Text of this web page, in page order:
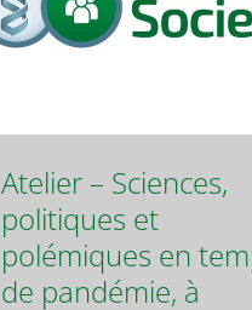
Atelier – Sciences,
politiques et
polémiques en
de pandémie, à